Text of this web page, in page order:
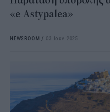
«e-Astypalea»
NEWSROOM / 03 Ιουν 2025